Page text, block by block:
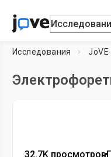
Исследования JoVE
32.7K просмотров•